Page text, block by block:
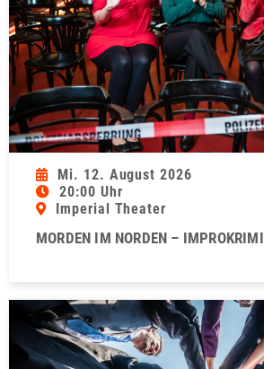
Mi. 12. August 2026
20:00 Uhr
Imperial Theater
MORDEN IM NORDEN – IMPROKRIMI